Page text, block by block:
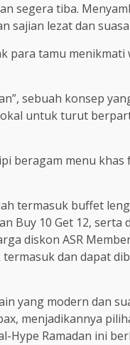
segera tiba.
sajian lezat dan
para tamu
sebuah konsep
untuk turut
beragam menu
termasuk buffet
Buy 10 Get 12, serta
diskon ASR
dan dapat
yang modern dan
menjadikannya
Ramadan ini